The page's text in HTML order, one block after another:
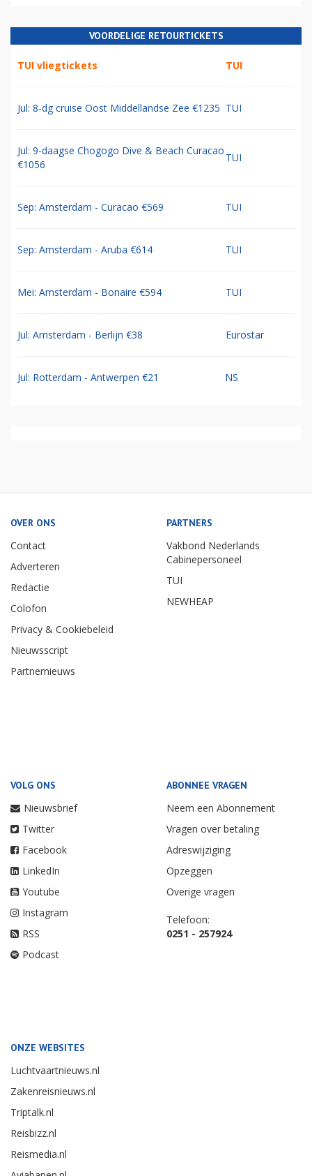
VOORDELIGE RETOURTICKETS
TUI vliegtickets TUI
Jul: 8-dg cruise Oost Middellandse Zee €1235 TUI
Jul: 9-daagse Chogogo Dive & Beach Curacao
€1056
TUI
Sep: Amsterdam - Curacao €569 TUI
Sep: Amsterdam - Aruba €614 TUI
Mei: Amsterdam - Bonaire €594 TUI
Jul: Amsterdam - Berlijn €38 Eurostar
Jul: Rotterdam - Antwerpen €21 NS
OVER ONS
Contact
Adverteren
Redactie
Colofon
Privacy & Cookiebeleid
Nieuwsscript
Partnernieuws
PARTNERS
Vakbond Nederlands
Cabinepersoneel
TUI
NEWHEAP
VOLG ONS
Nieuwsbrief
Twitter
Facebook
LinkedIn
Youtube
Instagram
RSS
Podcast
ABONNEE VRAGEN
Neem een Abonnement
Vragen over betaling
Adreswijziging
Opzeggen
Overige vragen
Telefoon:
0251 - 257924
ONZE WEBSITES
Luchtvaartnieuws.nl
Zakenreisnieuws.nl
Triptalk.nl
Reisbizz.nl
Reismedia.nl